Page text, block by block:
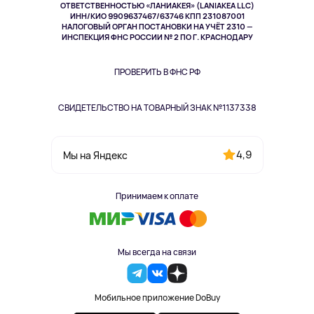
ОТВЕТСТВЕННОСТЬЮ «ЛАНИАКЕЯ» (LANIAKEA LLC)
ИНН/КИО 9909637467/63746 КПП 231087001
НАЛОГОВЫЙ ОРГАН ПОСТАНОВКИ НА УЧЁТ 2310 —
ИНСПЕКЦИЯ ФНС РОССИИ № 2 ПО Г. КРАСНОДАРУ
ПРОВЕРИТЬ В ФНС РФ
СВИДЕТЕЛЬСТВО НА ТОВАРНЫЙ ЗНАК №1137338
Мы на Яндекс 4,9
Принимаем к оплате
Мы всегда на связи
Мобильное приложение DoBuy
Здоровье питомцев
Одежда и аксессуары